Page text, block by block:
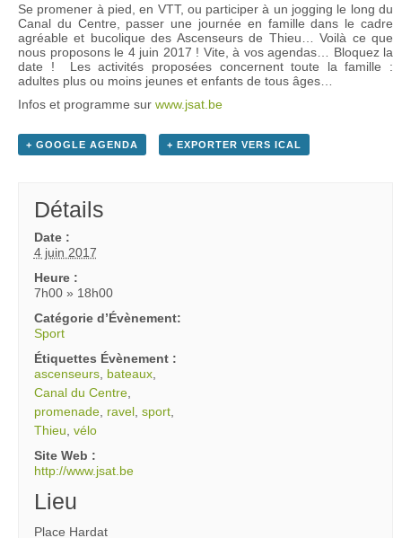
Se promener à pied, en VTT, ou participer à un jogging le long du
Canal du Centre, passer une journée en famille dans le cadre
agréable et bucolique des Ascenseurs de Thieu… Voilà ce que
nous proposons le 4 juin 2017 ! Vite, à vos agendas… Bloquez la
date ! Les activités proposées concernent toute la famille :
adultes plus ou moins jeunes et enfants de tous âges…
Infos et programme sur www.jsat.be
+ GOOGLE AGENDA + EXPORTER VERS ICAL
Détails
Date :
4 juin 2017
Heure :
7h00 » 18h00
Catégorie d’Évènement:
Sport
Étiquettes Évènement :
ascenseurs, bateaux,
Canal du Centre,
promenade, ravel, sport,
Thieu, vélo
Site Web :
http://www.jsat.be
Lieu
Place Hardat